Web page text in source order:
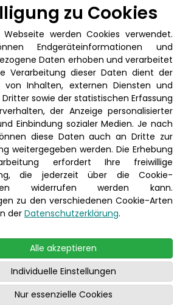
*
zu Cookies
werden Cookies verwendet.
Endgeräteinformationen und
Daten erhoben und verarbeitet
Verarbeitung dieser Daten dient der
von Inhalten, externen Diensten und
sowie der statistischen Erfassung
der Anzeige personalisierter
Einbindung sozialer Medien. Je nach
diese Daten auch an Dritte zur
weitergegeben werden. Die Erhebung
erfordert Ihre freiwillige
die jederzeit über die Cookie-
widerrufen werden kann.
zu den verschiedenen Cookie-Arten
der Datenschutzerklärung.
Alle akzeptieren
Individuelle Einstellungen
Nur essenzielle Cookies